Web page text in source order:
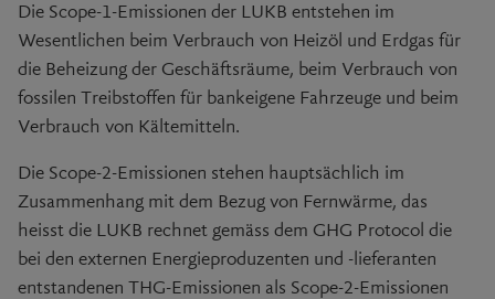
Die Scope-1-Emissionen der LUKB entstehen im
Wesentlichen beim Verbrauch von Heizöl und Erdgas für
die Beheizung der Geschäftsräume, beim Verbrauch von
fossilen Treibstoffen für bankeigene Fahrzeuge und beim
Verbrauch von Kältemitteln.
Die Scope-2-Emissionen stehen hauptsächlich im
Zusammenhang mit dem Bezug von Fernwärme, das
heisst die LUKB rechnet gemäss dem GHG Protocol die
bei den externen Energieproduzenten und -lieferanten
entstandenen THG-Emissionen als Scope-2-Emissionen